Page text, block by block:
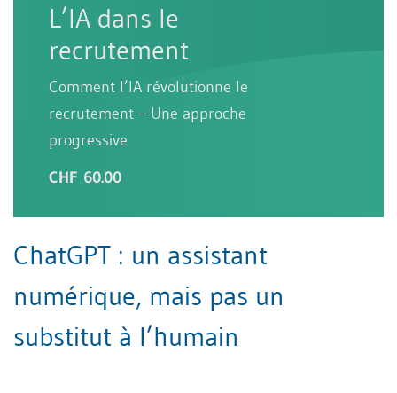
L’IA dans le
recrutement
Comment l’IA révolutionne le
recrutement – Une approche
progressive
CHF 60.00
ChatGPT : un assistant
numérique, mais pas un
substitut à l’humain